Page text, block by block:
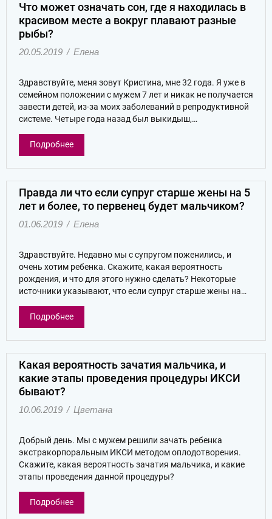
Что может означать сон, где я находилась в
красивом месте а вокруг плавают разные
рыбы?
20.05.2019 / Елена
Здравствуйте, меня зовут Кристина, мне 32 года. Я уже в
семейном положении с мужем 7 лет и никак не получается
завести детей, из-за моих заболеваний в репродуктивной
системе. Четыре года назад был выкидыш,…
Подробнее
Правда ли что если супруг старше жены на 5
лет и более, то первенец будет мальчиком?
01.06.2019 / Елена
Здравствуйте. Недавно мы с супругом поженились, и
очень хотим ребенка. Скажите, какая вероятность
рождения, и что для этого нужно сделать? Некоторые
источники указывают, что если супруг старше жены на…
Подробнее
Какая вероятность зачатия мальчика, и
какие этапы проведения процедуры ИКСИ
бывают?
10.06.2019 / Цветана
Добрый день. Мы с мужем решили зачать ребенка
экстракорпоральным ИКСИ методом оплодотворения.
Скажите, какая вероятность зачатия мальчика, и какие
этапы проведения данной процедуры?
Подробнее